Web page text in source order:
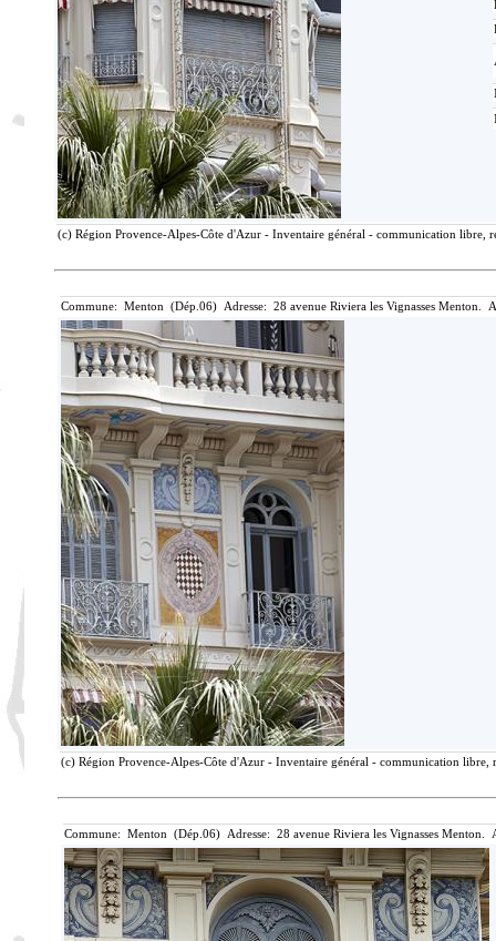
(c) Région Provence-Alpes-Côte d'Azur - Inventaire général - communication libre,
Commune: Menton (Dép.06) Adresse: 28 avenue Riviera les Vignasses Menton.
(c) Région Provence-Alpes-Côte d'Azur - Inventaire général - communication libre,
Commune: Menton (Dép.06) Adresse: 28 avenue Riviera les Vignasses